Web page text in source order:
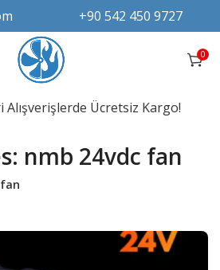
+90 542 450 9727
0
Alışverişlerde Ücretsiz Kargo!
nmb 24vdc fan